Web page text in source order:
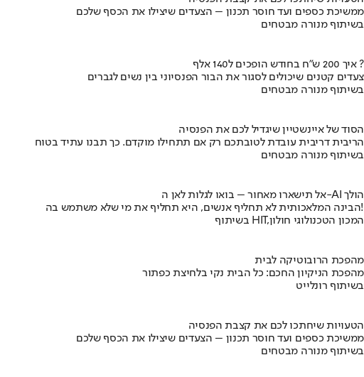
ממשיכת כספים ועד חוסר תכנון – הצעדים שיצילו את הכסף שלכם
בשיתוף מנורה מבטחים
איך 200 ש"ח בחודש הופכים ל140 אלף ?
צעדים קטנים שיכולים לסגור את הבור הפנסיוני בין נשים לגברים
בשיתוף מנורה מבטחים
הסוד של איינשטיין שיגדיל לכם את הפנסיה
הריבית דריבית עובדת לטובתכם רק אם תתחילו מוקדם. כך תבנו עתיד בטוח
בשיתוף מנורה מבטחים
אל תישארו מאחור – בואו לגלות לאן ה-AI הולך
הבינה המלאכותית לא תחליף אנשים, היא תחליף את מי שלא משתמש בה!
בשיתוף HIT,המכון הטכנולוגי חולון
מהפכת הרובוטיקה לבית
מהפכת הניקיון החכם: כל הבית נקי בלחיצת כפתור
בשיתוף רונלייט
הטעויות שיחתכו לכם את קצבת הפנסיה
ממשיכת כספים ועד חוסר תכנון – הצעדים שיצילו את הכסף שלכם
בשיתוף מנורה מבטחים